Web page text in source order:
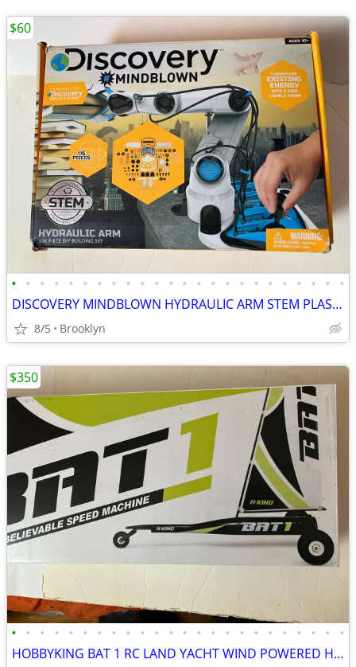
• • • • • • • • • • • • • • • • • • • • • • • •
DISCOVERY MINDBLOWN HYDRAULIC ARM STEM PLASTIC DIY BUILDING KIT SET
8/5 Brooklyn
$60
• • • • • • • • • • • • • • • • • • • • • • • •
HOBBYKING BAT 1 RC LAND YACHT WIND POWERED HIGH SPEED SAIL RACER FUN
$350